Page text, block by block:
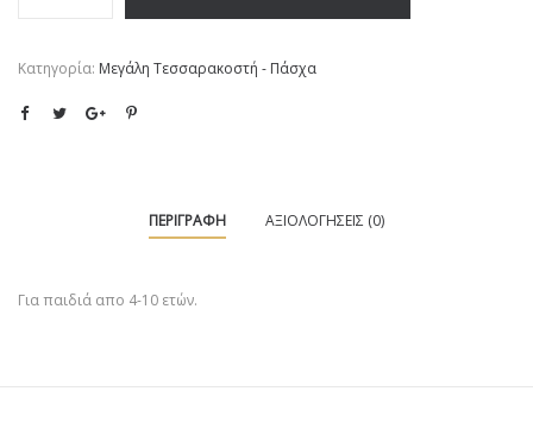
Κατηγορία: Μεγάλη Τεσσαρακοστή - Πάσχα
ΠΕΡΙΓΡΑΦΉ ΑΞΙΟΛΟΓΉΣΕΙΣ (0)
Για παιδιά απο 4-10 ετών.